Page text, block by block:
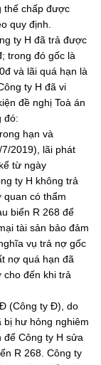
thế chấp được
quy định.
ty H đã trả được
trong đó gốc là
và lãi quá hạn là
ty H đã vi
đề nghị Toà án
đó:
hạn và
2019), lãi phát
từ ngày
ty H không trả
quan có thẩm
biển R 268 để
tài sản bảo đảm
vụ trả nợ gốc
nợ quá hạn đã
cho đến khi trả
(Công ty Đ), do
bị hư hỏng nghiêm
để Công ty H sửa
R 268. Công ty